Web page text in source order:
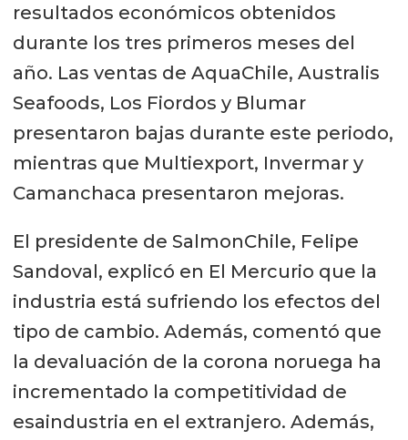
resultados económicos obtenidos
durante los tres primeros meses del
año. Las ventas de AquaChile, Australis
Seafoods, Los Fiordos y Blumar
presentaron bajas durante este periodo,
mientras que Multiexport, Invermar y
Camanchaca presentaron mejoras.
El presidente de SalmonChile, Felipe
Sandoval, explicó en El Mercurio que la
industria está sufriendo los efectos del
tipo de cambio. Además, comentó que
la devaluación de la corona noruega ha
incrementado la competitividad de
esaindustria en el extranjero. Además,